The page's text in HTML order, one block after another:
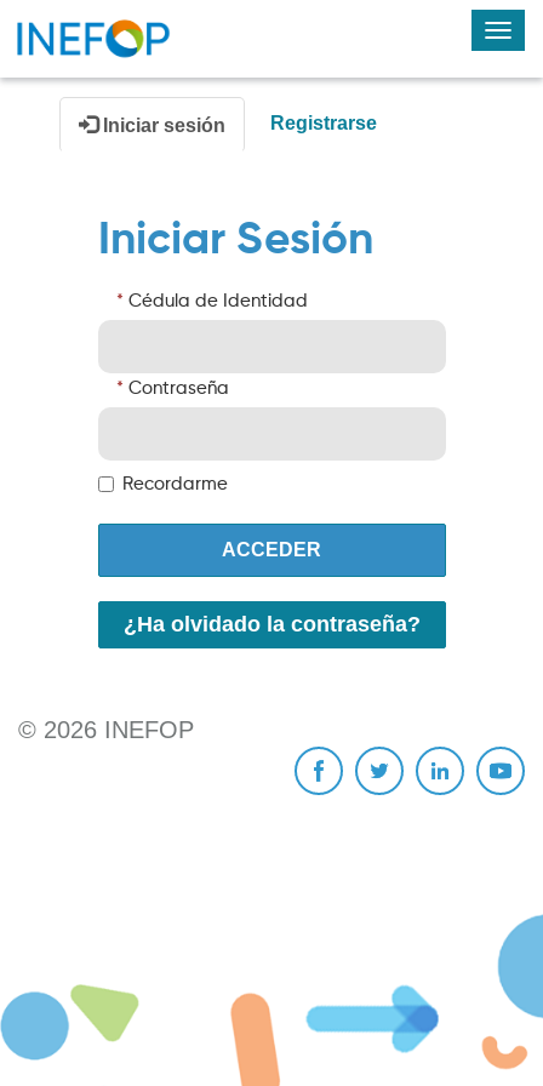
Iniciar sesión Registrarse
Iniciar Sesión
Cédula de Identidad
Contraseña
Recordarme
ACCEDER
¿Ha olvidado la contraseña?
© 2026 INEFOP